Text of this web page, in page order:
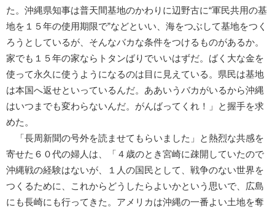
た。沖縄県知事は普天間基地のかわりに辺野古に“軍民共用の基
地を１５年の使用期限で”などといい、海をつぶして基地をつく
ろうとしているが、そんなバカな条件をつけるものがあるか。
家でも１５年の家ならトタンばりでいいはずだ。ばく大な金を
使って永久に使うようになるのは目に見えている。県民は基地
は本国へ返せといっているんだ。ああいうバカがいるから沖縄
はいつまでも変わらないんだ。がんばってくれ！」と握手を求
めた。
「長周新聞の号外を読ませてもらいました」と熱烈な共感を
寄せた６０代の婦人は、「４歳のとき宮崎に疎開していたので
沖縄戦の経験はないが、１人の国民として、戦争のない世界を
つくるために、これからどうしたらよいかという思いで、広島
にも長崎にも行ってきた。アメリカは沖縄の一番よい土地を奪